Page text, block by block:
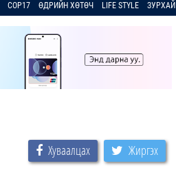
COP17 ӨДРИЙН ХӨТӨЧ LIFE STYLE ЗУРХАЙ
Хуваалцах Жиргэх